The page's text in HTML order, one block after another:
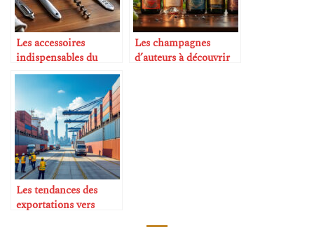
Les accessoires
indispensables du
sommelier
Les champagnes
d’auteurs à découvrir
Les tendances des
exportations vers